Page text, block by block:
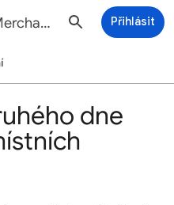
Nápověda Google Merchant Center Přihlásit
dne